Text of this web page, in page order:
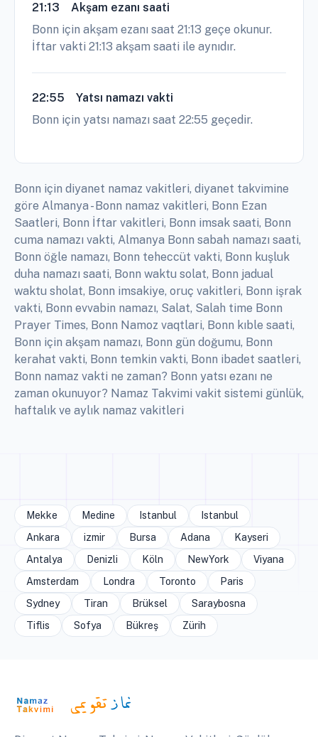
21:13
Akşam ezanı saati
Bonn için akşam ezanı saat 21:13 geçe okunur.
İftar vakti 21:13 akşam saati ile aynıdır.
22:55
Yatsı namazı vakti
Bonn için yatsı namazı saat 22:55 geçedir.
Bonn için diyanet namaz vakitleri, diyanet takvimine
göre Almanya - Bonn namaz vakitleri, Bonn Ezan
Saatleri, Bonn İftar vakitleri, Bonn imsak saati, Bonn
cuma namazı vakti, Almanya Bonn sabah namazı saati,
Bonn öğle namazı, Bonn teheccüt vakti, Bonn kuşluk
duha namazı saati, Bonn waktu solat, Bonn jadual
waktu sholat, Bonn imsakiye, oruç vakitleri, Bonn işrak
vakti, Bonn evvabin namazı, Salat, Salah time Bonn
Prayer Times, Bonn Namoz vaqtlari, Bonn kıble saati,
Bonn için akşam namazı, Bonn gün doğumu, Bonn
kerahat vakti, Bonn temkin vakti, Bonn ibadet saatleri,
Bonn namaz vakti ne zaman? Bonn yatsı ezanı ne
zaman okunuyor? Namaz Takvimi vakit sistemi günlük,
haftalık ve aylık namaz vakitleri
Mekke Medine Istanbul
Istanbul
Ankara
izmir Bursa Adana
Kayseri
Antalya
Denizli Köln NewYork
Viyana
Amsterdam
Londra Toronto
Paris
Sydney
Tiran Brüksel
Saraybosna
Tiflis
Sofya Bükreş Zürih